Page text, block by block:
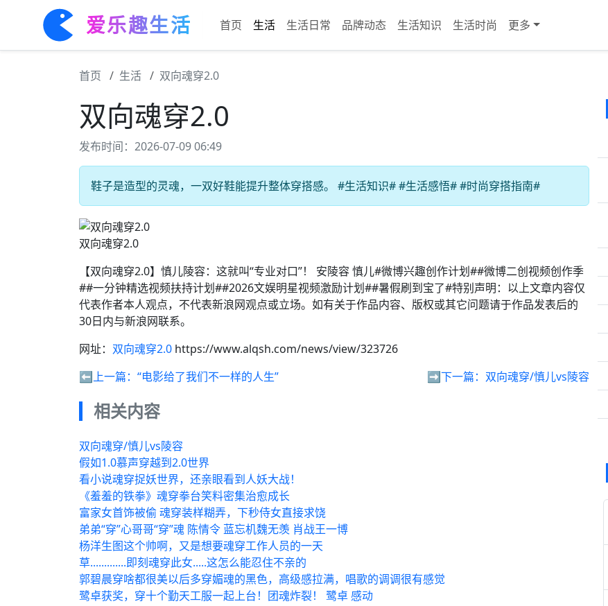
爱乐趣生活 首页 生活 生活日常 品牌动态 生活知识 生活时尚 更多
首页 生活 双向魂穿2.0
双向魂穿2.0
发布时间：2026-07-09 06:49
鞋子是造型的灵魂，一双好鞋能提升整体穿搭感。 #生活知识# #生活感悟# #时尚穿搭指南#
双向魂穿2.0
【双向魂穿2.0】慎儿陵容：这就叫“专业对口”！ 安陵容 慎儿#微博兴趣创作计划##微博二创视频创作季
##一分钟精选视频扶持计划##2026文娱明星视频激励计划##暑假刷到宝了#特别声明：以上文章内容仅
代表作者本人观点，不代表新浪网观点或立场。如有关于作品内容、版权或其它问题请于作品发表后的
30日内与新浪网联系。
网址： 双向魂穿2.0 https://www.alqsh.com/news/view/323726
⬅️上一篇： “电影给了我们不一样的人生” ➡️下一篇： 双向魂穿/慎儿vs陵容
相关内容
双向魂穿/慎儿vs陵容
假如1.0慕声穿越到2.0世界
看小说魂穿捉妖世界，还亲眼看到人妖大战！
《羞羞的铁拳》魂穿拳台笑料密集治愈成长
富家女首饰被偷 魂穿装样糊弄，下秒侍女直接求饶
弟弟“穿”心哥哥“穿”魂 陈情令 蓝忘机魏无羡 肖战王一博
杨洋生图这个帅啊，又是想要魂穿工作人员的一天
草.............即刻魂穿此女.....这怎么能忍住不亲的
郭碧晨穿啥都很美以后多穿媚魂的黑色，高级感拉满，唱歌的调调很有感觉
鹭卓获奖，穿十个勤天工服一起上台！团魂炸裂！ 鹭卓 感动